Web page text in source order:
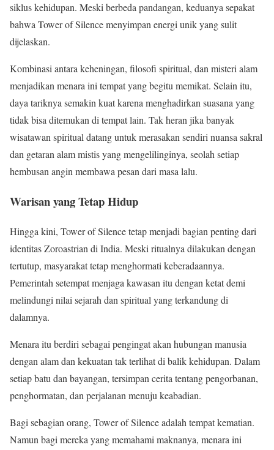
siklus kehidupan. Meski berbeda pandangan, keduanya sepakat
bahwa Tower of Silence menyimpan energi unik yang sulit
dijelaskan.
Kombinasi antara keheningan, filosofi spiritual, dan misteri alam
menjadikan menara ini tempat yang begitu memikat. Selain itu,
daya tariknya semakin kuat karena menghadirkan suasana yang
tidak bisa ditemukan di tempat lain. Tak heran jika banyak
wisatawan spiritual datang untuk merasakan sendiri nuansa sakral
dan getaran alam mistis yang mengelilinginya, seolah setiap
hembusan angin membawa pesan dari masa lalu.
Warisan yang Tetap Hidup
Hingga kini, Tower of Silence tetap menjadi bagian penting dari
identitas Zoroastrian di India. Meski ritualnya dilakukan dengan
tertutup, masyarakat tetap menghormati keberadaannya.
Pemerintah setempat menjaga kawasan itu dengan ketat demi
melindungi nilai sejarah dan spiritual yang terkandung di
dalamnya.
Menara itu berdiri sebagai pengingat akan hubungan manusia
dengan alam dan kekuatan tak terlihat di balik kehidupan. Dalam
setiap batu dan bayangan, tersimpan cerita tentang pengorbanan,
penghormatan, dan perjalanan menuju keabadian.
Bagi sebagian orang, Tower of Silence adalah tempat kematian.
Namun bagi mereka yang memahami maknanya, menara ini